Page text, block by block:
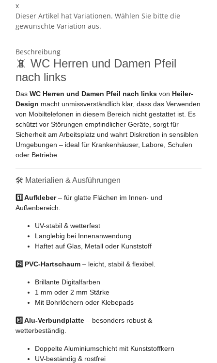
x
Dieser Artikel hat Variationen. Wählen Sie bitte die
gewünschte Variation aus.
Beschreibung
📵 WC Herren und Damen Pfeil
nach links
Das WC Herren und Damen Pfeil nach links von Heiler-
Design macht unmissverständlich klar, dass das Verwenden
von Mobiltelefonen in diesem Bereich nicht gestattet ist. Es
schützt vor Störungen empfindlicher Geräte, sorgt für
Sicherheit am Arbeitsplatz und wahrt Diskretion in sensiblen
Umgebungen – ideal für Krankenhäuser, Labore, Schulen
oder Betriebe.
🛠️ Materialien & Ausführungen
1️⃣ Aufkleber– für glatte Flächen im Innen- und
Außenbereich.
UV-stabil & wetterfest
Langlebig bei Innenanwendung
Haftet auf Glas, Metall oder Kunststoff
2️⃣ PVC-Hartschaum – leicht, stabil & flexibel.
Brillante Digitalfarben
1 mm oder 2 mm Stärke
Mit Bohrlöchern oder Klebepads
3️⃣ Alu-Verbundplatte – besonders robust &
wetterbeständig.
Doppelte Aluminiumschicht mit Kunststoffkern
UV-beständig & rostfrei